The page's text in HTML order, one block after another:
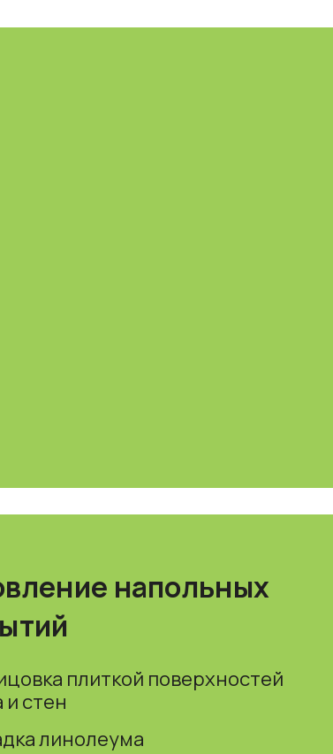
напольных
плиткой поверхностей
и стен
линолеума